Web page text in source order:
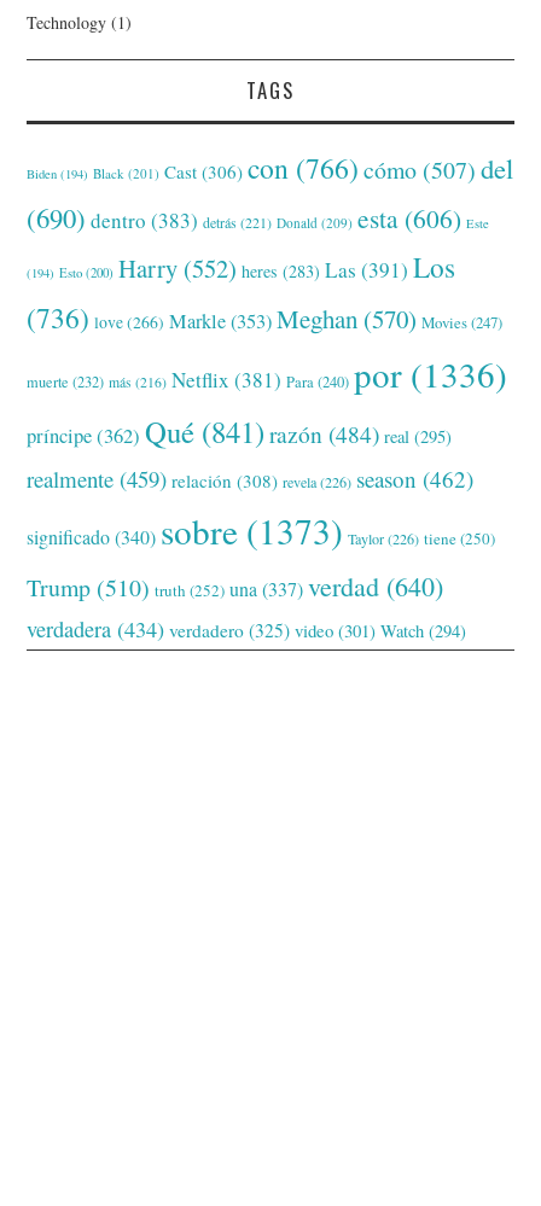
Technology (1)
TAGS
Biden (194) Black (201) Cast (306) con (766) cómo (507) del
(690) dentro (383) detrás (221) Donald (209) esta (606) Este
(194) Esto (200) Harry (552) heres (283) Las (391) Los
(736) love(266) Markle(353) Meghan (570) Movies(247)
muerte (232) más (216) Netflix (381) Para(240) por (1336)
príncipe(362) Qué (841) razón (484) real (295)
realmente (459) relación (308) revela(226) season (462)
significado(340) sobre (1373) Taylor(226) tiene(250)
Trump (510) truth (252) una(337) verdad (640)
verdadera (434) verdadero (325) video (301) Watch (294)